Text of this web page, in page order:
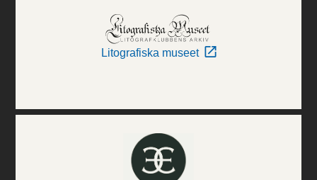
Litografiska museet